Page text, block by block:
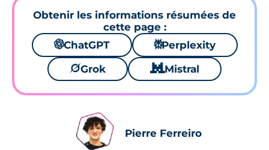
Obtenir les informations résumées de
cette page :
🌌ChatGPT ⚙Perplexity
🪐Grok 🐱 Mistral
Pierre Ferreiro